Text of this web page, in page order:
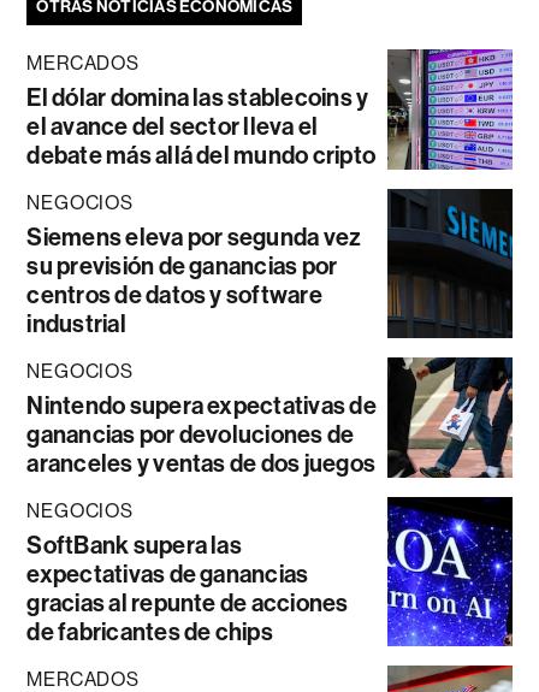
OTRAS NOTICIAS ECONÓMICAS
MERCADOS
El dólar domina las stablecoins y
el avance del sector lleva el
debate más allá del mundo cripto
NEGOCIOS
Siemens eleva por segunda vez
su previsión de ganancias por
centros de datos y software
industrial
NEGOCIOS
Nintendo supera expectativas de
ganancias por devoluciones de
aranceles y ventas de dos juegos
NEGOCIOS
SoftBank supera las
expectativas de ganancias
gracias al repunte de acciones
de fabricantes de chips
MERCADOS